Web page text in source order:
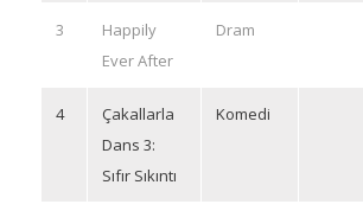
3
Happily
Ever After
Dram
4
Çakallarla
Dans 3:
Sıfır Sıkıntı
Komedi